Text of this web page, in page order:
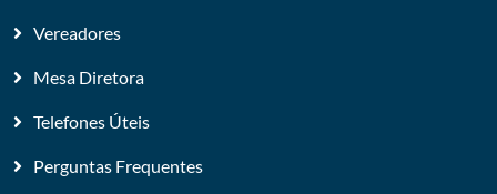
Vereadores
Mesa Diretora
Telefones Úteis
Perguntas Frequentes